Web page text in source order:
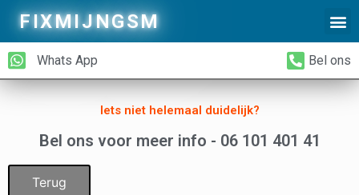
FIXMIJNGSM
Whats App Bel ons
Iets niet helemaal duidelijk?
Bel ons voor meer info - 06 101 401 41
Terug